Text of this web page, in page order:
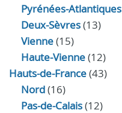
Pyrénées-Atlantiques
Deux-Sèvres(13)
Vienne(15)
Haute-Vienne(12)
Hauts-de-France(43)
Nord(16)
Pas-de-Calais(12)